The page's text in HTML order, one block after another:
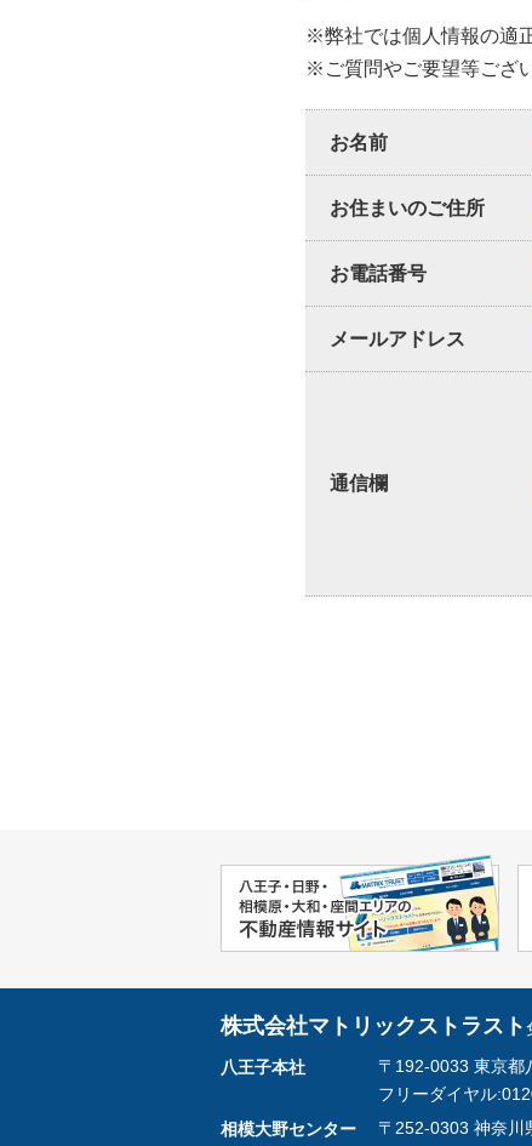
※弊社では個人情報の適
※ご質問やご要望等ござ
お名前
お住まいのご住所
お電話番号
メールアドレス
通信欄
株式会社マトリックストラスト
八王子本社
〒192-0033 東京
フリーダイヤル
相模大野センター
〒252-0303 神奈